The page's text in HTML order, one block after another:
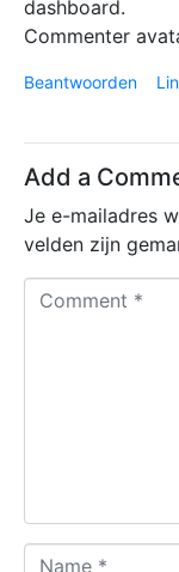
dashboard.
Commenter
Beantwoorden
Add a
Je e-mailadres
velden zijn